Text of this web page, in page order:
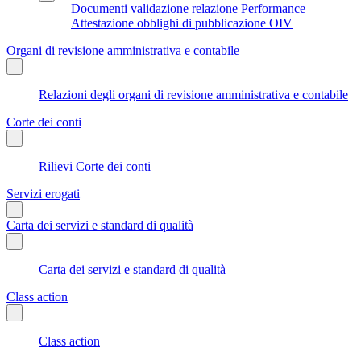
Documenti validazione relazione Performance
Attestazione obblighi di pubblicazione OIV
Organi di revisione amministrativa e contabile
Relazioni degli organi di revisione amministrativa e contabile
Corte dei conti
Rilievi Corte dei conti
Servizi erogati
Carta dei servizi e standard di qualità
Carta dei servizi e standard di qualità
Class action
Class action